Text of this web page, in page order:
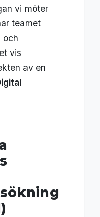
vi möter
teamet
och
vis
av en